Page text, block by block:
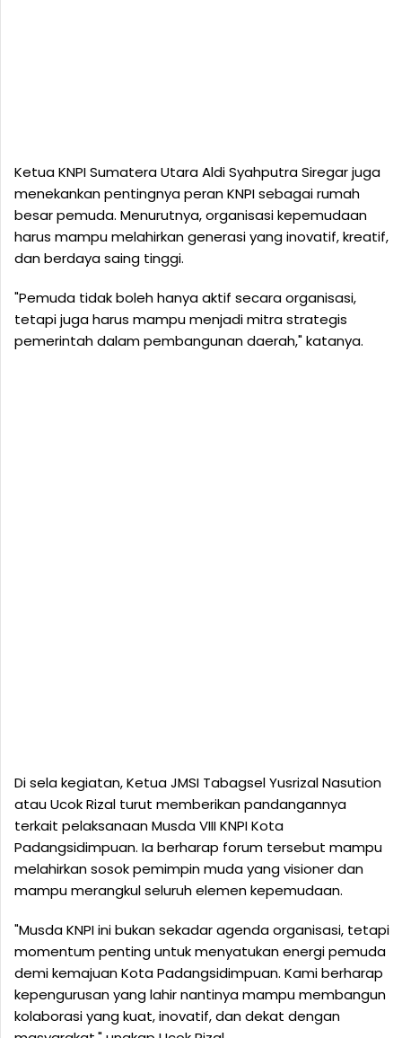
Ketua KNPI Sumatera Utara Aldi Syahputra Siregar juga
menekankan pentingnya peran KNPI sebagai rumah
besar pemuda. Menurutnya, organisasi kepemudaan
harus mampu melahirkan generasi yang inovatif, kreatif,
dan berdaya saing tinggi.
"Pemuda tidak boleh hanya aktif secara organisasi,
tetapi juga harus mampu menjadi mitra strategis
pemerintah dalam pembangunan daerah," katanya.
Di sela kegiatan, Ketua JMSI Tabagsel Yusrizal Nasution
atau Ucok Rizal turut memberikan pandangannya
terkait pelaksanaan Musda VIII KNPI Kota
Padangsidimpuan. Ia berharap forum tersebut mampu
melahirkan sosok pemimpin muda yang visioner dan
mampu merangkul seluruh elemen kepemudaan.
"Musda KNPI ini bukan sekadar agenda organisasi, tetapi
momentum penting untuk menyatukan energi pemuda
demi kemajuan Kota Padangsidimpuan. Kami berharap
kepengurusan yang lahir nantinya mampu membangun
kolaborasi yang kuat, inovatif, dan dekat dengan